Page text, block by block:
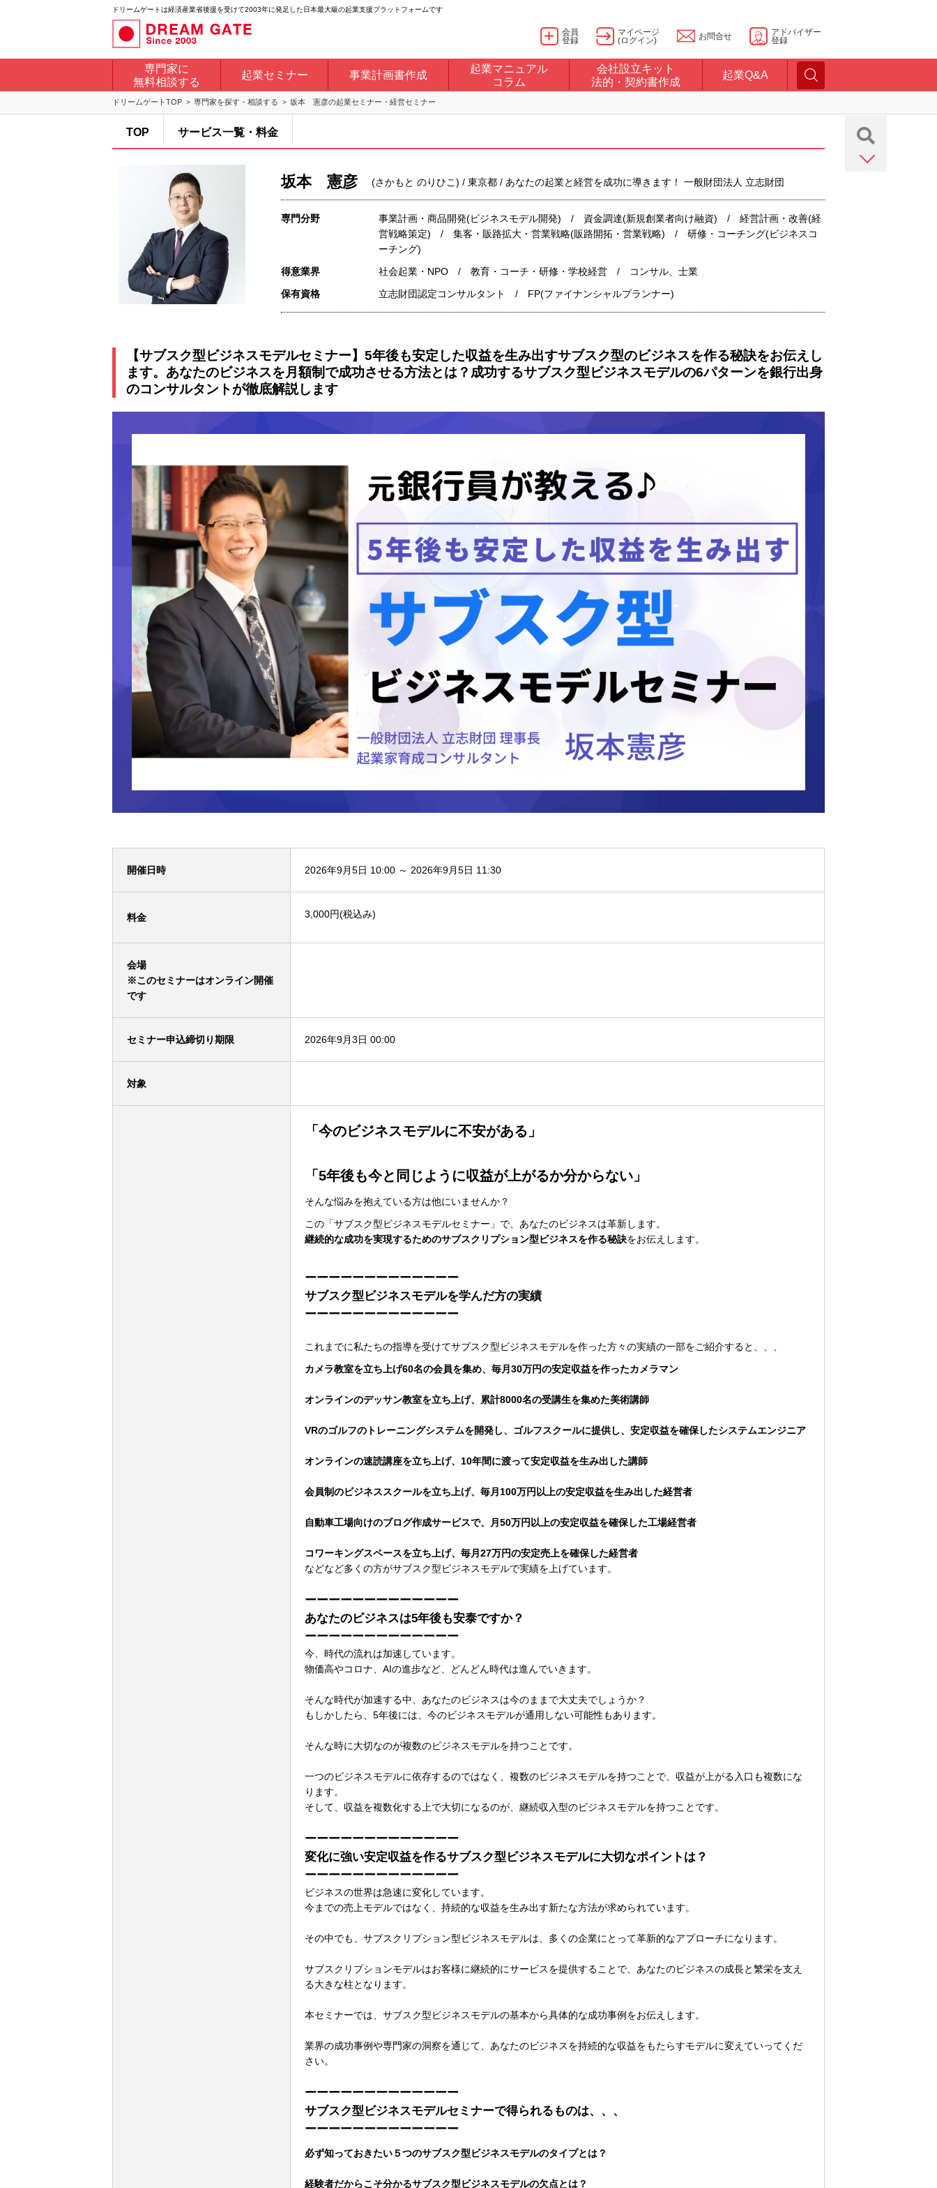
ドリームゲートは経済産業省後援を受けて2003年に発足した日本最大級の起業支援プラットフォームです
会員
登録
マイページ
(ログイン)
お問合せ
アドバイザー
登録
専門家に
無料相談する
起業セミナー 事業計画書作成
起業マニュアル
コラム
会社設立キット
法的・契約書作成
起業Q&A
ドリームゲートTOP 専門家を探す・相談する 坂本 憲彦の起業セミナー・経営セミナー
TOP サービス一覧・料金
坂本 憲彦 (さかもと のりひこ) / 東京都 / あなたの起業と経営を成功に導きます！ 一般財団法人 立志財団
専門分野
事業計画・商品開発(ビジネスモデル開発) / 資金調達(新規創業者向け融資) / 経営計画・改善(経
営戦略策定) / 集客・販路拡大・営業戦略(販路開拓・営業戦略) / 研修・コーチング(ビジネスコ
ーチング)
得意業界
社会起業・NPO / 教育・コーチ・研修・学校経営 / コンサル、士業
保有資格
立志財団認定コンサルタント / FP(ファイナンシャルプランナー)
【サブスク型ビジネスモデルセミナー】5年後も安定した収益を生み出すサブスク型のビジネスを作る秘訣をお伝えし
ます。あなたのビジネスを月額制で成功させる方法とは？成功するサブスク型ビジネスモデルの6パターンを銀行出身
のコンサルタントが徹底解説します
開催日時 2026年9月5日 10:00 ～ 2026年9月5日 11:30
料金 3,000円(税込み)
会場
※このセミナーはオンライン開催
です
セミナー申込締切り期限 2026年9月3日 00:00
対象
「今のビジネスモデルに不安がある」
「5年後も今と同じように収益が上がるか分からない」
そんな悩みを抱えている方は他にいませんか？
この「サブスク型ビジネスモデルセミナー」で、あなたのビジネスは革新します。
継続的な成功を実現するためのサブスクリプション型ビジネスを作る秘訣をお伝えします。
ーーーーーーーーーーーーー
サブスク型ビジネスモデルを学んだ方の実績
ーーーーーーーーーーーーー
これまでに私たちの指導を受けてサブスク型ビジネスモデルを作った方々の実績の一部をご紹介すると、、、
カメラ教室を立ち上げ60名の会員を集め、毎月30万円の安定収益を作ったカメラマン
オンラインのデッサン教室を立ち上げ、累計8000名の受講生を集めた美術講師
VRのゴルフのトレーニングシステムを開発し、ゴルフスクールに提供し、安定収益を確保したシステムエンジニア
オンラインの速読講座を立ち上げ、10年間に渡って安定収益を生み出した講師
会員制のビジネススクールを立ち上げ、毎月100万円以上の安定収益を生み出した経営者
自動車工場向けのブログ作成サービスで、月50万円以上の安定収益を確保した工場経営者
コワーキングスペースを立ち上げ、毎月27万円の安定売上を確保した経営者
などなど多くの方がサブスク型ビジネスモデルで実績を上げています。
ーーーーーーーーーーーーー
あなたのビジネスは5年後も安泰ですか？
ーーーーーーーーーーーーー
今、時代の流れは加速しています。
物価高やコロナ、AIの進歩など、どんどん時代は進んでいきます。
そんな時代が加速する中、あなたのビジネスは今のままで大丈夫でしょうか？
もしかしたら、5年後には、今のビジネスモデルが通用しない可能性もあります。
そんな時に大切なのが複数のビジネスモデルを持つことです。
一つのビジネスモデルに依存するのではなく、複数のビジネスモデルを持つことで、収益が上がる入口も複数にな
ります。
そして、収益を複数化する上で大切になるのが、継続収入型のビジネスモデルを持つことです。
ーーーーーーーーーーーーー
変化に強い安定収益を作るサブスク型ビジネスモデルに大切なポイントは？
ーーーーーーーーーーーーー
ビジネスの世界は急速に変化しています。
今までの売上モデルではなく、持続的な収益を生み出す新たな方法が求められています。
その中でも、サブスクリプション型ビジネスモデルは、多くの企業にとって革新的なアプローチになります。
サブスクリプションモデルはお客様に継続的にサービスを提供することで、あなたのビジネスの成長と繁栄を支え
る大きな柱となります。
本セミナーでは、サブスク型ビジネスモデルの基本から具体的な成功事例をお伝えします。
業界の成功事例や専門家の洞察を通じて、あなたのビジネスを持続的な収益をもたらすモデルに変えていってくだ
さい。
ーーーーーーーーーーーーー
サブスク型ビジネスモデルセミナーで得られるものは、、、
ーーーーーーーーーーーーー
必ず知っておきたい５つのサブスク型ビジネスモデルのタイプとは？
経験者だからこそ分かるサブスク型ビジネスモデルの欠点とは？